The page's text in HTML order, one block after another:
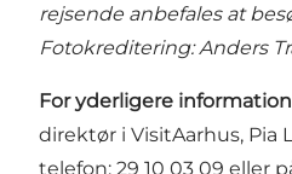
rejsende anbefales at
Fotokreditering: Anders
For yderligere information
direktør i VisitAarhus, Pia
telefon: 29 10 03 09 eller